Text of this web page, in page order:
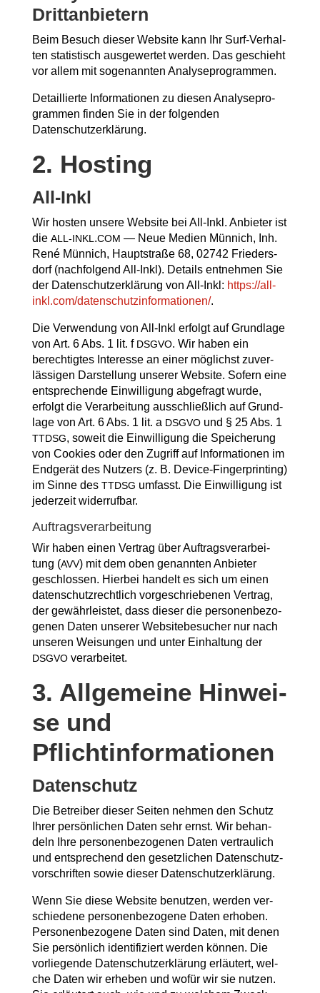
Drittanbietern
Beim Besuch die­ser Web­site kann Ihr Surf-Ver­hal­
ten sta­tis­tisch aus­ge­wer­tet wer­den. Das geschieht
vor allem mit soge­nann­ten Analyseprogrammen.
Detail­lier­te Infor­ma­tio­nen zu die­sen Ana­ly­se­pro­
gram­men fin­den Sie in der fol­gen­den
Datenschutzerklärung.
2. Hos­ting
All-Inkl
Wir hos­ten unse­re Web­site bei All-Inkl. Anbie­ter ist
die ALL-INKL .COM — Neue Medi­en Mün­nich, Inh.
René Mün­nich, Haupt­stra­ße 68, 02742 Frie­ders­
dorf (nach­fol­gend All-Inkl). Details ent­neh­men Sie
der Daten­schutz­er­klä­rung von All-Inkl: https://all-
inkl.com/datenschutzinformationen/.
Die Ver­wen­dung von All-Inkl erfolgt auf Grund­la­ge
von Art. 6 Abs. 1 lit. f DSGVO. Wir haben ein
berech­tig­tes Inter­es­se an einer mög­lichst zuver­
läs­si­gen Dar­stel­lung unse­rer Web­site. Sofern eine
ent­spre­chen­de Ein­wil­li­gung abge­fragt wur­de,
erfolgt die Ver­ar­bei­tung aus­schließ­lich auf Grund­
la­ge von Art. 6 Abs. 1 lit. a DSGVOund § 25 Abs. 1
TTDSG, soweit die Ein­wil­li­gung die Spei­che­rung
von Coo­kies oder den Zugriff auf Infor­ma­tio­nen im
End­ge­rät des Nut­zers (z. B. Device-Fin­ger­prin­ting)
im Sin­ne des TTDSG umfasst. Die Ein­wil­li­gung ist
jeder­zeit widerrufbar.
Auf­trags­ver­ar­bei­tung
Wir haben einen Ver­trag über Auf­trags­ver­ar­bei­
tung (AVV) mit dem oben genann­ten Anbie­ter
geschlos­sen. Hier­bei han­delt es sich um einen
daten­schutz­recht­lich vor­ge­schrie­be­nen Ver­trag,
der gewähr­leis­tet, dass die­ser die per­so­nen­be­zo­
ge­nen Daten unse­rer Web­site­be­su­cher nur nach
unse­ren Wei­sun­gen und unter Ein­hal­tung der
DSGVOverarbeitet.
3. All­ge­mei­ne Hin­wei­
se und
Pflichtinformationen
Daten­schutz
Die Betrei­ber die­ser Sei­ten neh­men den Schutz
Ihrer per­sön­li­chen Daten sehr ernst. Wir behan­
deln Ihre per­so­nen­be­zo­ge­nen Daten ver­trau­lich
und ent­spre­chend den gesetz­li­chen Daten­schutz­
vor­schrif­ten sowie die­ser Datenschutzerklärung.
Wenn Sie die­se Web­site benut­zen, wer­den ver­
schie­de­ne per­so­nen­be­zo­ge­ne Daten erho­ben.
Per­so­nen­be­zo­ge­ne Daten sind Daten, mit denen
Sie per­sön­lich iden­ti­fi­ziert wer­den kön­nen. Die
vor­lie­gen­de Daten­schutz­er­klä­rung erläu­tert, wel­
che Daten wir erhe­ben und wofür wir sie nut­zen.